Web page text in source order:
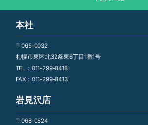
本社
〒065-0032
札幌市東区北32条東6丁目1番1号
TEL：011-299-8418
FAX：011-299-8413
岩見沢店
〒068-0824